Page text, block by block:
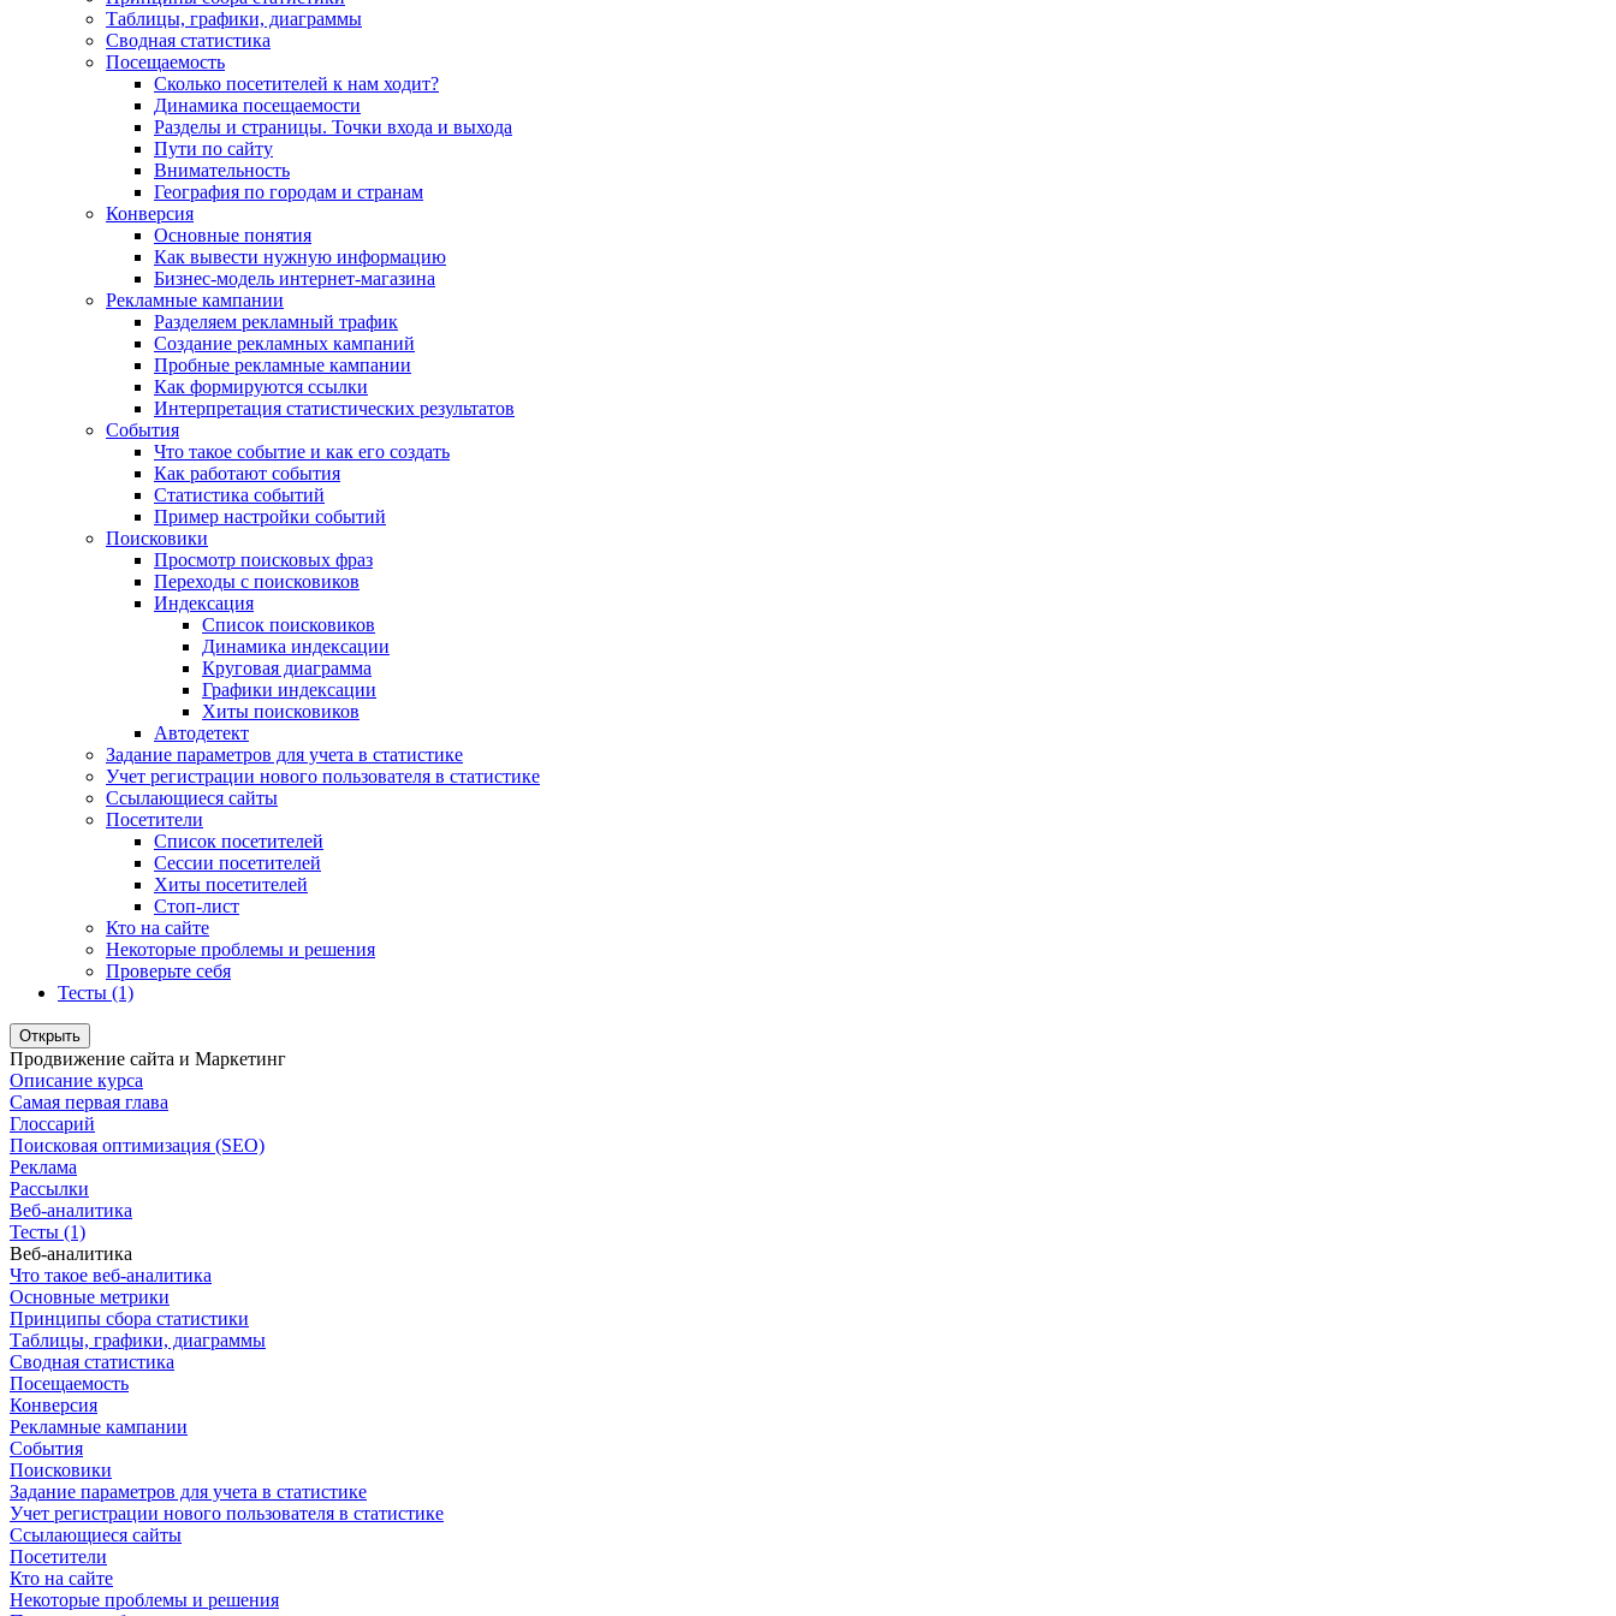
Таблицы, графики, диаграммы
Сводная статистика
Посещаемость
Сколько посетителей к нам ходит?
Динамика посещаемости
Разделы и страницы. Точки входа и выхода
Пути по сайту
Внимательность
География по городам и странам
Конверсия
Основные понятия
Как вывести нужную информацию
Бизнес-модель интернет-магазина
Рекламные кампании
Разделяем рекламный трафик
Создание рекламных кампаний
Пробные рекламные кампании
Как формируются ссылки
Интерпретация статистических результатов
События
Что такое событие и как его создать
Как работают события
Статистика событий
Пример настройки событий
Поисковики
Просмотр поисковых фраз
Переходы с поисковиков
Индексация
Список поисковиков
Динамика индексации
Круговая диаграмма
Графики индексации
Хиты поисковиков
Автодетект
Задание параметров для учета в статистике
Учет регистрации нового пользователя в статистике
Ссылающиеся сайты
Посетители
Список посетителей
Сессии посетителей
Хиты посетителей
Стоп-лист
Кто на сайте
Некоторые проблемы и решения
Проверьте себя
Тесты (1)
Открыть
Продвижение сайта и Маркетинг
Описание курса
Самая первая глава
Глоссарий
Поисковая оптимизация (SEO)
Реклама
Рассылки
Веб-аналитика
Тесты (1)
Веб-аналитика
Что такое веб-аналитика
Основные метрики
Принципы сбора статистики
Таблицы, графики, диаграммы
Сводная статистика
Посещаемость
Конверсия
Рекламные кампании
События
Поисковики
Задание параметров для учета в статистике
Учет регистрации нового пользователя в статистике
Ссылающиеся сайты
Посетители
Кто на сайте
Некоторые проблемы и решения